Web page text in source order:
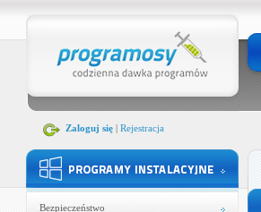
Zaloguj się| Rejestracja
Bezpieczeństwo